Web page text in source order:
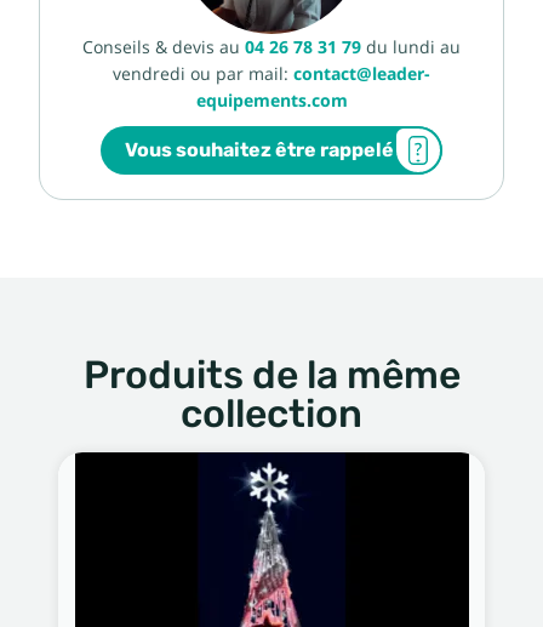
Conseils & devis au 04 26 78 31 79 du lundi au
vendredi ou par mail: contact@leader-
equipements.com
Vous souhaitez être rappelé
Produits de la même
collection